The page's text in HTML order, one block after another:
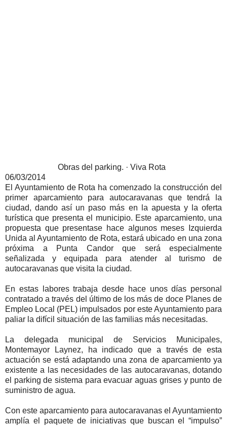
Obras del parking. · Viva Rota
06/03/2014
El Ayuntamiento de Rota ha comenzado la construcción del
primer aparcamiento para autocaravanas que tendrá la
ciudad, dando así un paso más en la apuesta y la oferta
turística que presenta el municipio. Este aparcamiento, una
propuesta que presentase hace algunos meses Izquierda
Unida al Ayuntamiento de Rota, estará ubicado en una zona
próxima a Punta Candor que será especialmente
señalizada y equipada para atender al turismo de
autocaravanas que visita la ciudad.
En estas labores trabaja desde hace unos días personal
contratado a través del último de los más de doce Planes de
Empleo Local (PEL) impulsados por este Ayuntamiento para
paliar la difícil situación de las familias más necesitadas.
La delegada municipal de Servicios Municipales,
Montemayor Laynez, ha indicado que a través de esta
actuación se está adaptando una zona de aparcamiento ya
existente a las necesidades de las autocaravanas, dotando
el parking de sistema para evacuar aguas grises y punto de
suministro de agua.
Con este aparcamiento para autocaravanas el Ayuntamiento
amplía el paquete de iniciativas que buscan el “impulso”